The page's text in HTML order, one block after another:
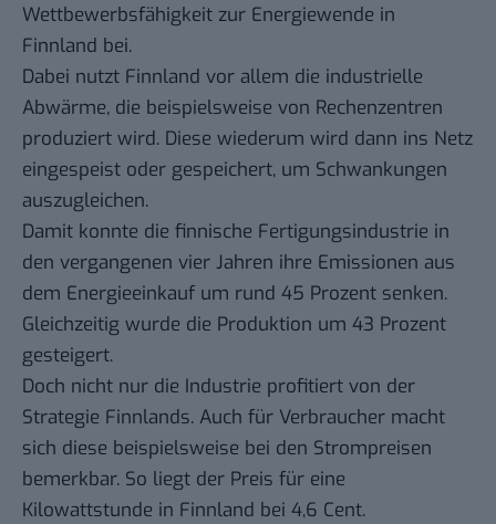
Wettbewerbsfähigkeit zur Energiewende in
Finnland bei.
Dabei nutzt Finnland vor allem die industrielle
Abwärme, die beispielsweise von Rechenzentren
produziert wird. Diese wiederum wird dann ins Netz
eingespeist oder gespeichert, um Schwankungen
auszugleichen.
Damit konnte die finnische Fertigungsindustrie in
den vergangenen vier Jahren ihre Emissionen aus
dem Energieeinkauf um rund 45 Prozent senken.
Gleichzeitig wurde die Produktion um 43 Prozent
gesteigert.
Doch nicht nur die Industrie profitiert von der
Strategie Finnlands. Auch für Verbraucher macht
sich diese beispielsweise bei den Strompreisen
bemerkbar. So liegt der Preis für eine
Kilowattstunde in Finnland bei 4,6 Cent.